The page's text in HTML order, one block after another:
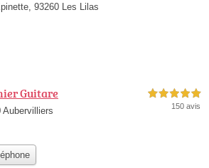
93260 Les Lilas
Guitare 5,0 étoiles sur 5
150 avis